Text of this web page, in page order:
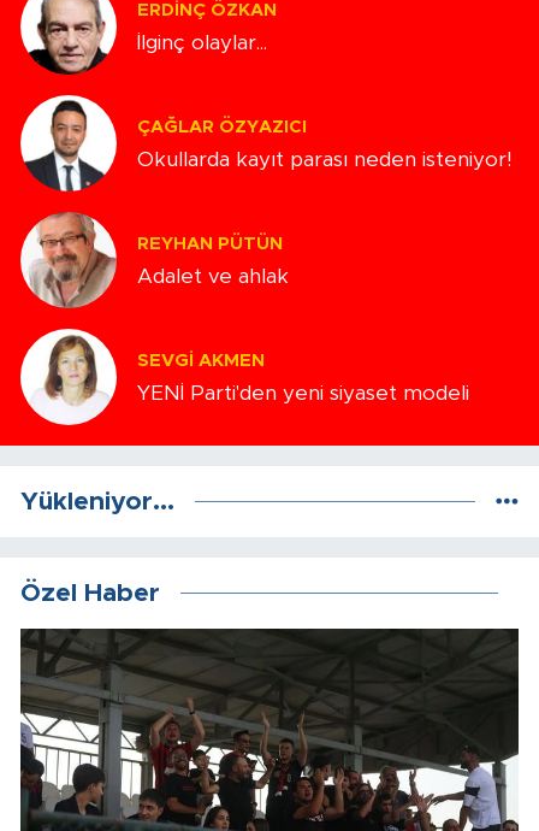
ERDINÇ ÖZKAN
İlginç olaylar...
ÇAĞLAR ÖZYAZICI
Okullarda kayıt parası neden isteniyor!
REYHAN PÜTÜN
Adalet ve ahlak
SEVGI AKMEN
YENİ Parti'den yeni siyaset modeli
Yükleniyor...
Özel Haber